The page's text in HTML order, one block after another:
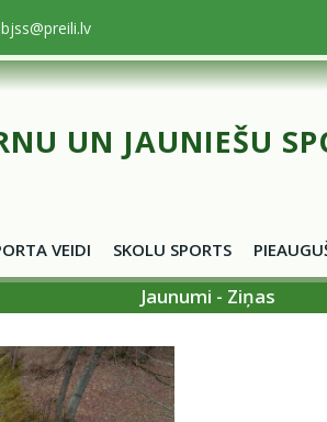
UN JAUNIEŠU
VEIDI SKOLU SPORTS
Jaunumi - Ziņas